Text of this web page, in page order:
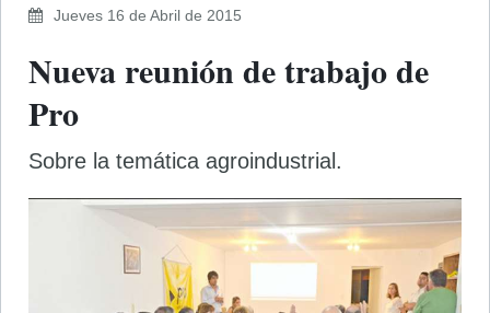
Jueves 16 de Abril de 2015
Nueva reunión de trabajo de
Pro
Sobre la temática agroindustrial.